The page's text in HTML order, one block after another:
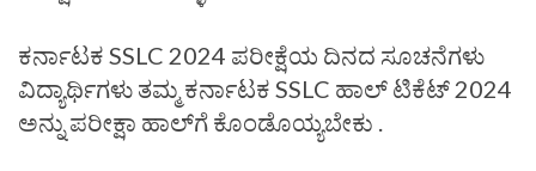
ಕರ್ನಾಟಕ SSLC 2024 ಪರೀಕ್ಷೆಯ ದಿನದ ಸೂಚನೆಗಳು
ವಿದ್ಯಾರ್ಥಿಗಳು ತಮ್ಮ ಕರ್ನಾಟಕ SSLC ಹಾಲ್ ಟಿಕೆಟ್ 2024
ಅನ್ನು ಪರೀಕ್ಷಾ ಹಾಲ್‌ಗೆ ಕೊಂಡೊಯ್ಯಬೇಕು .